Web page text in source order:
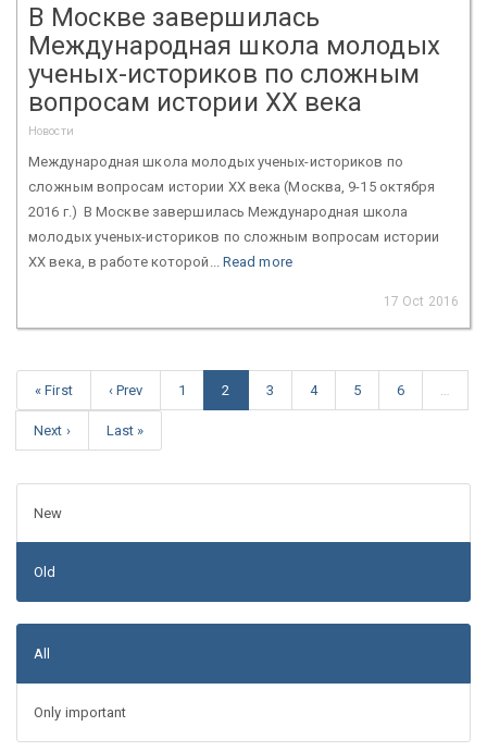
В Москве завершилась
Международная школа молодых
ученых-историков по сложным
вопросам истории XX века
Новости
Международная школа молодых ученых-историков по
сложным вопросам истории XX века (Москва, 9-15 октября
2016 г.) В Москве завершилась Международная школа
молодых ученых-историков по сложным вопросам истории
XX века, в работе которой... Read more
17 Oct 2016
« First ‹ Prev 1 2 3 4 5 6
Next › Last »
New
Old
All
Only important